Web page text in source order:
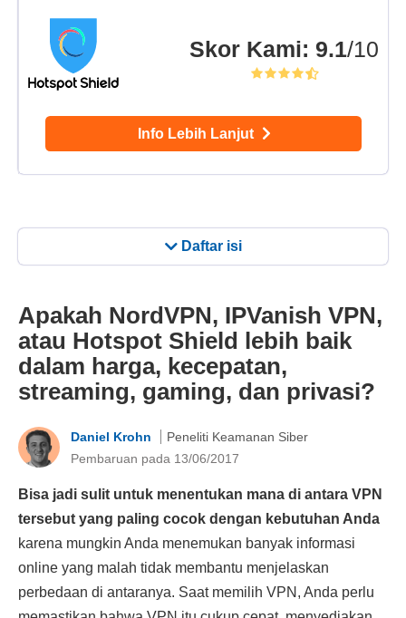
Daftar isi
Skor Kami: 9.1/10
Info Lebih Lanjut
Apakah NordVPN, IPVanish VPN,
atau Hotspot Shield lebih baik
dalam harga, kecepatan,
streaming, gaming, dan privasi?
Daniel Krohn
Peneliti Keamanan Siber
Pembaruan pada 13/06/2017
Bisa jadi sulit untuk menentukan mana di antara VPN
tersebut yang paling cocok dengan kebutuhan Anda
karena mungkin Anda menemukan banyak informasi
online yang malah tidak membantu menjelaskan
perbedaan di antaranya. Saat memilih VPN, Anda perlu